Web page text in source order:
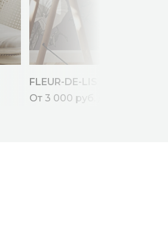
FLEUR-DE-LIS
От 3 000 руб. / кв.м